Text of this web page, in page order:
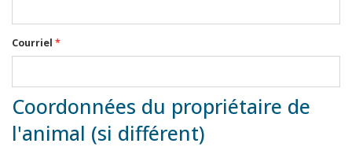
Courriel *
Coordonnées du propriétaire de
l'animal (si différent)